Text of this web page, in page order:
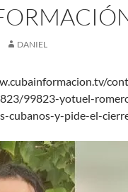
DANIEL
99823-yotuel-
cubanos-y-pide-el-